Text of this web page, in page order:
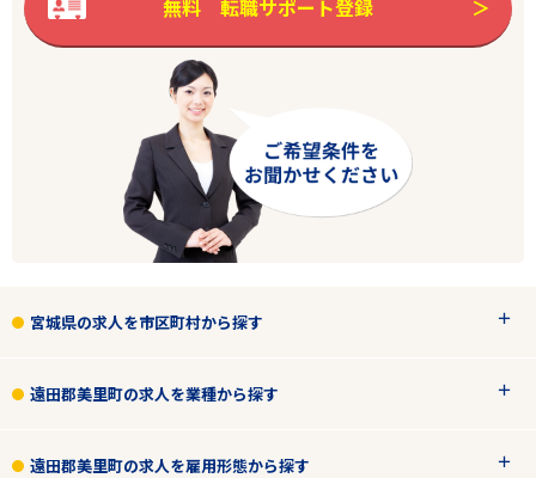
雇用形態
フリーワード
2件から検索する
無料 転職サポート登録
宮城県の求人を市区町村から探す
遠田郡美里町の求人を業種から探す
遠田郡美里町の求人を雇用形態から探す